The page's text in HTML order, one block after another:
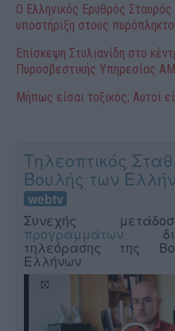
Ο Ελληνικός Ερυθρός
υποστήριξη στους
Επίσκεψη Στυλιανίδη στο
Πυροσβεστικής Υπηρεσίας
Μήπως είσαι τοξικός; Αυτοί